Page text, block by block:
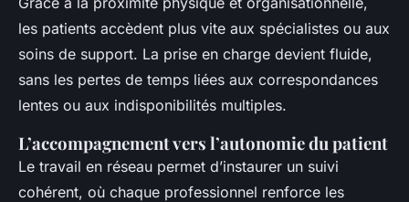
les patients accèdent plus vite aux spécialistes ou aux
soins de support. La prise en charge devient fluide,
sans les pertes de temps liées aux correspondances
lentes ou aux indisponibilités multiples.
L’accompagnement vers l’autonomie du patient
Le travail en réseau permet d’instaurer un suivi
cohérent, où chaque professionnel renforce les